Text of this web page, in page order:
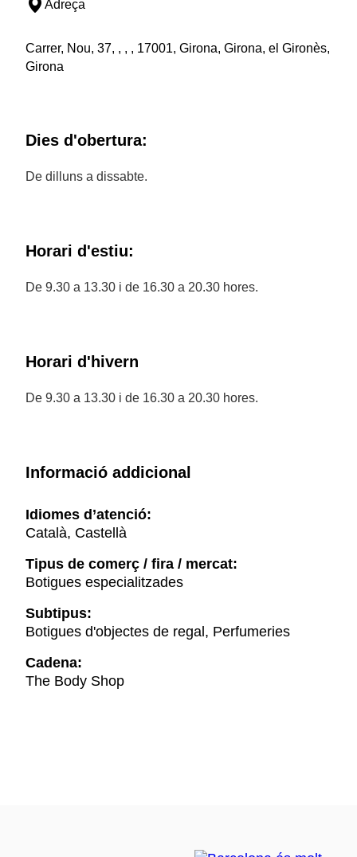
Adreça
Carrer, Nou, 37, , , , 17001, Girona, Girona, el Gironès,
Girona
Dies d'obertura:
De dilluns a dissabte.
Horari d'estiu:
De 9.30 a 13.30 i de 16.30 a 20.30 hores.
Horari d'hivern
De 9.30 a 13.30 i de 16.30 a 20.30 hores.
Informació addicional
Idiomes d’atenció:
Català, Castellà
Tipus de comerç / fira / mercat:
Botigues especialitzades
Subtipus:
Botigues d'objectes de regal, Perfumeries
Cadena:
The Body Shop